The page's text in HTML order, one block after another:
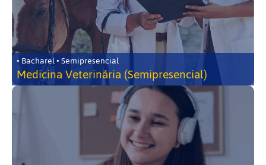
• Bacharel • Semipresencial
Medicina Veterinária (Semipresencial)